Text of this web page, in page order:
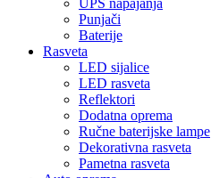
Punjači
Baterije
Rasveta
LED sijalice
LED rasveta
Reflektori
Dodatna oprema
Ručne baterijske lampe
Dekorativna rasveta
Pametna rasveta